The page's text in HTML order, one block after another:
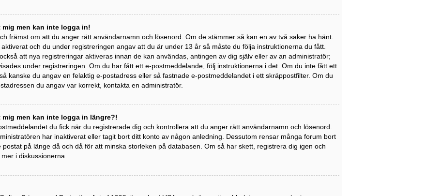
mig men kan inte logga in!
främst om att du anger rätt användarnamn och lösenord. Om de stämmer så kan en av två saker ha hänt.
och du under registreringen angav att du är under 13 år så måste du följa instruktionerna du fått.
att nya registreringar aktiveras innan de kan användas, antingen av dig själv eller av an administratör;
under registreringen. Om du har fått ett e-postmeddelande, följ instruktionerna i det. Om du inte fått ett
kanske du angav en felaktig e-postadress eller så fastnade e-postmeddelandet i ett skräppostfilter. Om du
du angav var korrekt, kontakta en administratör.
mig men kan inte logga in längre?!
du fick när du registrerade dig och kontrollera att du anger rätt användarnamn och lösenord.
har inaktiverat eller tagit bort ditt konto av någon anledning. Dessutom rensar många forum bort
postat på länge då och då för att minska storleken på databasen. Om så har skett, registrera dig igen och
i diskussionerna.